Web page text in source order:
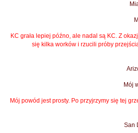
KC grała lepiej późno, ale nadal są KC. Z
się kilka worków i rzucili próby
Mój
Mój powód jest prosty. Po przyjrzymy się tej
San